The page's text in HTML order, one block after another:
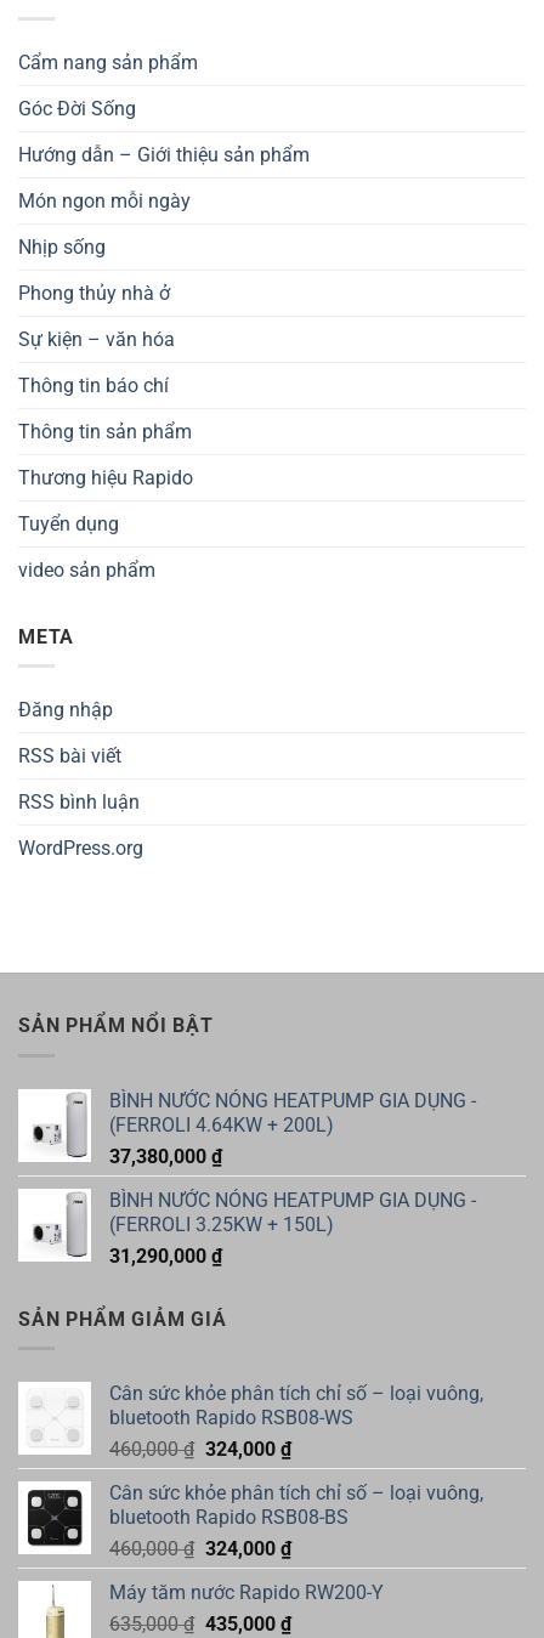
Cẩm nang sản phẩm
Góc Đời Sống
Hướng dẫn – Giới thiệu sản phẩm
Món ngon mỗi ngày
Nhịp sống
Phong thủy nhà ở
Sự kiện – văn hóa
Thông tin báo chí
Thông tin sản phẩm
Thương hiệu Rapido
Tuyển dụng
video sản phẩm
META
Đăng nhập
RSS bài viết
RSS bình luận
WordPress.org
SẢN PHẨM NỔI BẬT
BÌNH NƯỚC NÓNG HEATPUMP GIA DỤNG -
(FERROLI 4.64KW + 200L)
37,380,000 ₫
BÌNH NƯỚC NÓNG HEATPUMP GIA DỤNG -
(FERROLI 3.25KW + 150L)
31,290,000 ₫
SẢN PHẨM GIẢM GIÁ
Cân sức khỏe phân tích chỉ số – loại vuông,
bluetooth Rapido RSB08-WS
460,000₫ Giá
gốc
là:
460,000 ₫.
324,000 ₫Giá
hiện
tại
là:
324,000 ₫.
Cân sức khỏe phân tích chỉ số – loại vuông,
bluetooth Rapido RSB08-BS
460,000₫ Giá
gốc
là:
460,000 ₫.
324,000 ₫Giá
hiện
tại
là:
Máy tăm nước Rapido RW200-Y
635,000₫ Giá
435,000 ₫Giá